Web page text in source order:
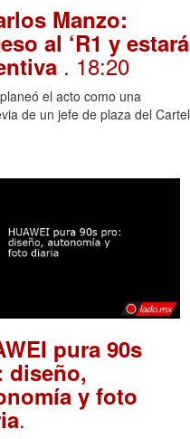
Manzo:
al ‘R1 y estará
. 18:20
el acto como una
de un jefe de plaza del Cartel
pura 90s
diseño,
y foto
.